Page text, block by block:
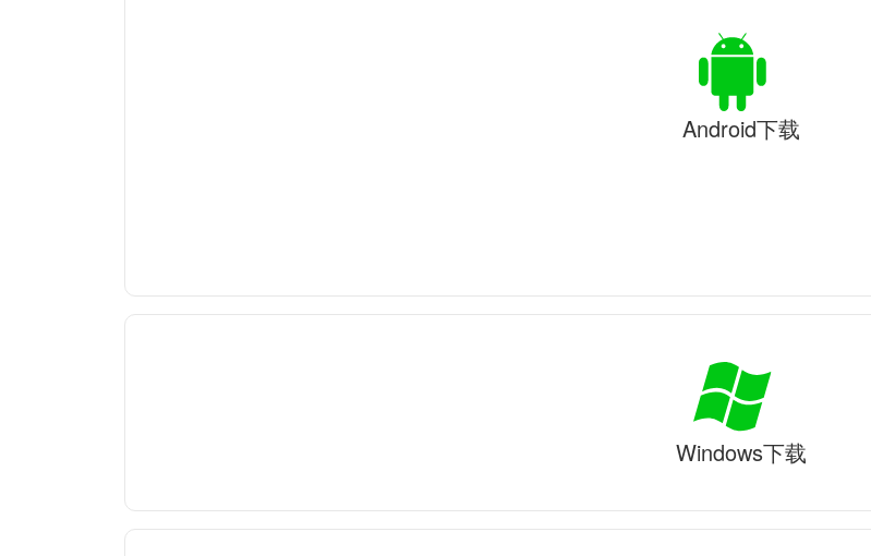
Android下载
Windows下载